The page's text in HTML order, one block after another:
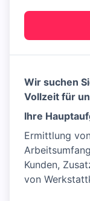
Wir suchen
Vollzeit für
Ihre
Ermittlung
Kunden,
von